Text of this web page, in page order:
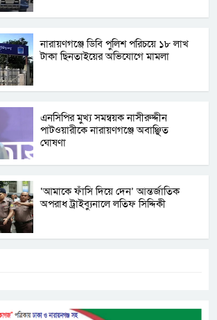
নারায়ণগঞ্জে ডিবি পুলিশ পরিচয়ে ১৮ লাখ
টাকা ছিনতাইয়ের অভিযোগে মামলা
এনসিপির মুখ্য সমন্বয়ক নাসীরুদ্দীন
পাটওয়ারীকে নারায়ণগঞ্জে অবাঞ্ছিত
ঘোষণা
‘আমাকে ফাঁসি দিয়ে দেন’ আন্তর্জাতিক
অপরাধ ট্রাইব্যুনালে লতিফ সিদ্দিকী